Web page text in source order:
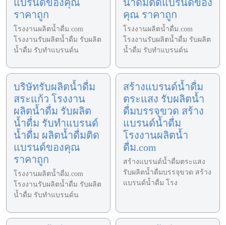
แบรนด์ของคุณ
ราคาถูก
โรงงานผลิตน้ำดื่ม.com
โรงงานรับผลิตน้ำดื่ม รับผลิต
น้ำดื่ม รับทำแบรนด์น
น้ำดื่มติดแบรนด์ของ
คุณ ราคาถูก
โรงงานผลิตน้ำดื่ม.com
โรงงานรับผลิตน้ำดื่ม รับผลิต
น้ำดื่ม รับทำแบรนด์น
บริษัทรับผลิตน้ำดื่ม
สระแก้ว โรงงาน
ผลิตน้ำดื่ม รับผลิต
น้ำดื่ม รับทำแบรนด์
น้ำดื่ม ผลิตน้ำดื่มติด
แบรนด์ของคุณ
ราคาถูก
โรงงานผลิตน้ำดื่ม.com
โรงงานรับผลิตน้ำดื่ม รับผลิต
น้ำดื่ม รับทำแบรนด์น
สร้างแบรนด์น้ำดื่ม
ตระแสง รับผลิตน้ำ
ดื่มบรรจุขวด สร้าง
แบรนด์น้ำดื่ม
โรงงานผลิตน้ำ
ดื่ม.com
สร้างแบรนด์น้ำดื่มตระแสง
รับผลิตน้ำดื่มบรรจุขวด สร้าง
แบรนด์น้ำดื่ม โรง